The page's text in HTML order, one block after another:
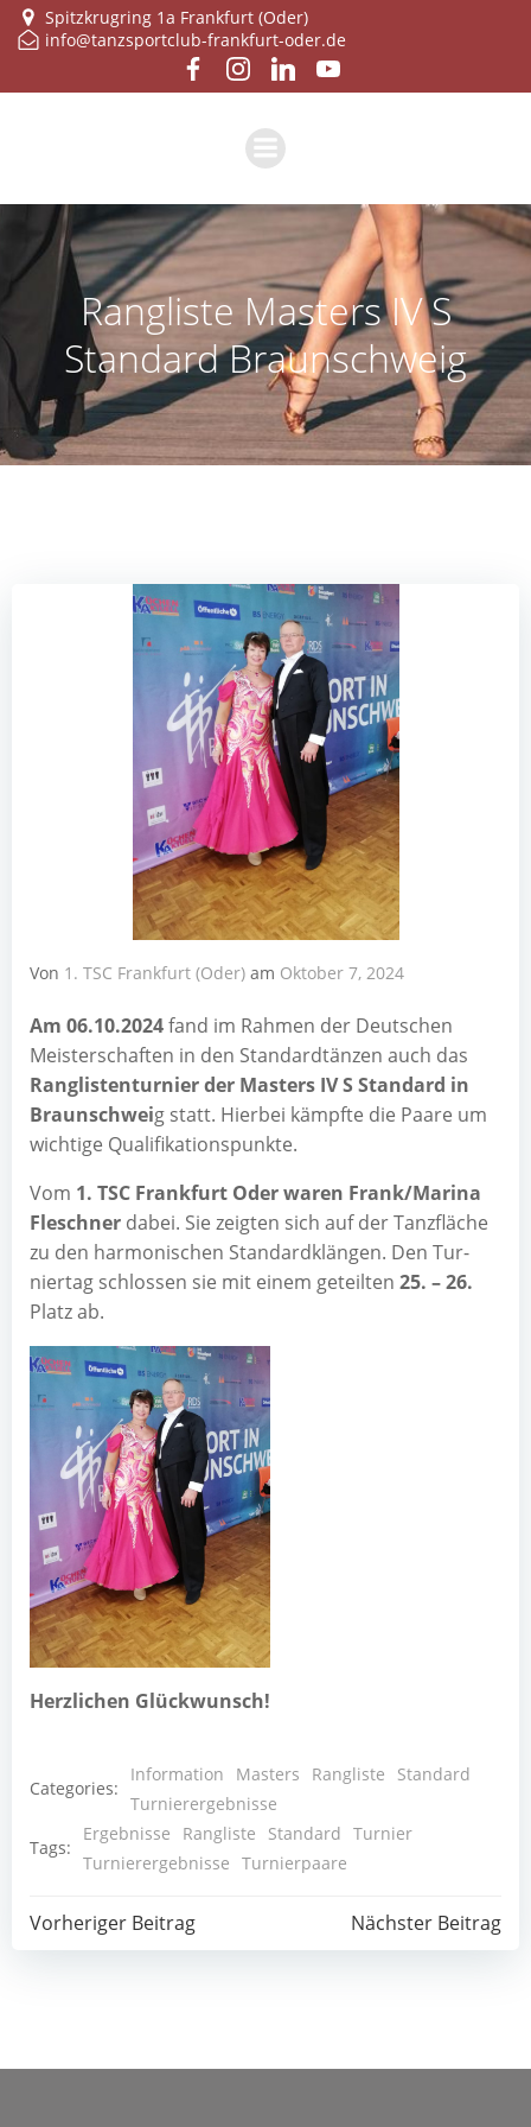
Zum
Inhalt
springen
Spitzkrugring 1a Frankfurt (Oder)
info@tanzsportclub-frankfurt-oder.de
Rangliste Masters IV S
Standard Braunschweig
Von 1. TSC Frankfurt (Oder) am Oktober 7, 2024
Am 06.10.2024fand im Rah­men der Deut­schen
Meis­ter­schaf­ten in den Stan­dard­tän­zen auch das
Rang­lis­ten­tur­nier der Mas­ters IV S Stan­dard in
Braun­schweig statt. Hier­bei kämpf­te die Paa­re um
wich­ti­ge Qualifikationspunkte.
Vom 1. TSC Frank­furt Oder waren Frank/Marina
Fle­sch­ner dabei. Sie zeig­ten sich auf der Tanz­flä­che
zu den har­mo­ni­schen Stan­dard­klän­gen. Den Tur­
nier­tag schlos­sen sie mit einem geteil­ten 25. – 26.
Platz ab.
Herz­li­chen Glückwunsch!
Categories:
Information Masters Rangliste
Standard
Turnierergebnisse
Tags:
Ergebnisse Rangliste Standard Turnier
Turnierergebnisse Turnierpaare
Post
Vorheriger Beitrag
PostNächster Beitrag